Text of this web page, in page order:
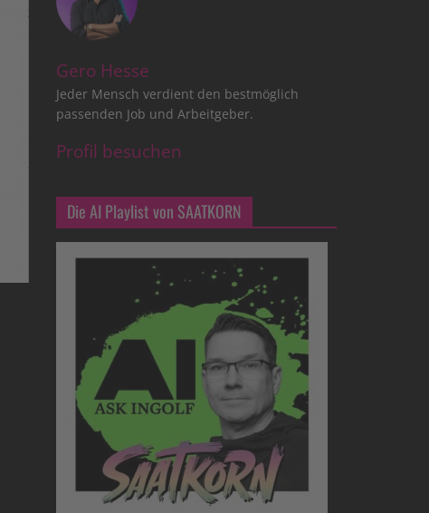
Gero Hesse
Jeder Mensch verdient den bestmöglich
passenden Job und Arbeitgeber.
Profil besuchen
Die AI Playlist von SAATKORN